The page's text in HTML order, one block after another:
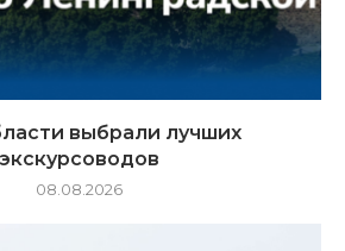
выбрали лучших
экскурсоводов
08.08.2026